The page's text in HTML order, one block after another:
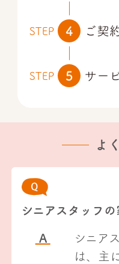
よ
シニアスタッフ
A
シニア
は、主